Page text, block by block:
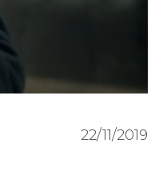
22/11/2019